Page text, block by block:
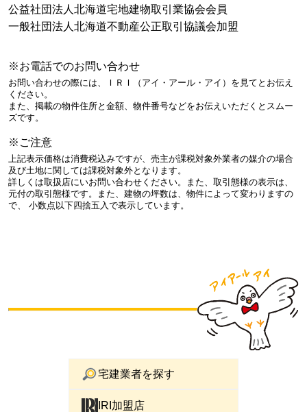
公益社団法人北海道宅地建物取引業協会会員
一般社団法人北海道不動産公正取引協議会加盟
※お電話でのお問い合わせ
お問い合わせの際には、ＩＲＩ（アイ・アール・アイ）を見てとお伝え
ください。
また、掲載の物件住所と金額、物件番号などをお伝えいただくとスムー
ズです。
※ご注意
上記表示価格は消費税込みですが、売主が課税対象外業者の媒介の場合
及び土地に関しては課税対象外となります。
詳しくは取扱店にいお問い合わせください。また、取引態様の表示は、
元付の取引態様です。また、建物の坪数は、物件によって変わりますの
で、 小数点以下四捨五入で表示しています。
宅建業者を探す
IRI加盟店